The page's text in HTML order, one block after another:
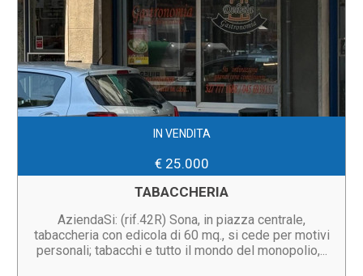
IN VENDITA
€ 25.000
TABACCHERIA
AziendaSi: (rif.42R) Sona, in piazza centrale,
tabaccheria con edicola di 60 mq., si cede per motivi
personali; tabacchi e tutto il mondo del monopolio,...